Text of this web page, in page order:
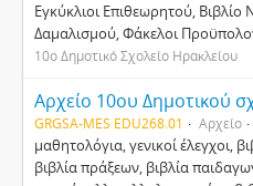
Eγκύκλιοι Eπιθεωρητού,
Δαμαλισμού, Φάκελοι
10ο Δημοτικό Σχολείο Ηρακλείου
Αρχείο 10ου Δημοτικού
GRGSA-MES EDU268.01 Αρχείο
μαθητολόγια, γενικοί έλεγχοι,
βιβλία πράξεων, βιβλία